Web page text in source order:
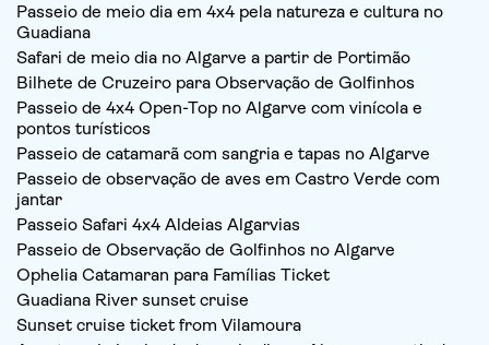
Passeio de meio dia em 4x4 pela natureza e cultura no
Guadiana
Safari de meio dia no Algarve a partir de Portimão
Bilhete de Cruzeiro para Observação de Golfinhos
Passeio de 4x4 Open-Top no Algarve com vinícola e
pontos turísticos
Passeio de catamarã com sangria e tapas no Algarve
Passeio de observação de aves em Castro Verde com
jantar
Passeio Safari 4x4 Aldeias Algarvias
Passeio de Observação de Golfinhos no Algarve
Ophelia Catamaran para Famílias Ticket
Guadiana River sunset cruise
Sunset cruise ticket from Vilamoura